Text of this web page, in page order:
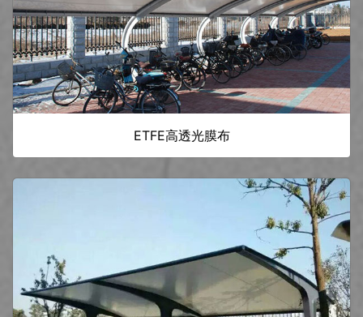
ETFE高透光膜布